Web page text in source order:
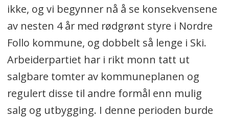
ikke, og vi begynner nå å se konsekvensene
av nesten 4 år med rødgrønt styre i Nordre
Follo kommune, og dobbelt så lenge i Ski.
Arbeiderpartiet har i rikt monn tatt ut
salgbare tomter av kommuneplanen og
regulert disse til andre formål enn mulig
salg og utbygging. I denne perioden burde